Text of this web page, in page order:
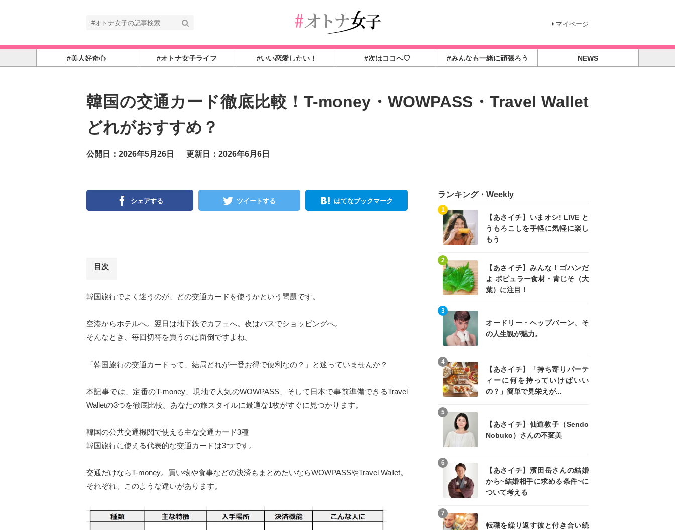
マイページ
#美人好奇心 #オトナ女子ライフ #いい恋愛したい！ #次はココへ♡ #みんなも一緒に頑張ろう NEWS
韓国の交通カード徹底比較！T-money・WOWPASS・Travel Wallet
どれがおすすめ？
公開日：2026年5月26日 更新日：2026年6月6日
シェアする ツイートする はてなブックマーク
目次
韓国旅行でよく迷うのが、どの交通カードを使うかという問題です。
空港からホテルへ。翌日は地下鉄でカフェへ。夜はバスでショッピングへ。
そんなとき、毎回切符を買うのは面倒ですよね。
「韓国旅行の交通カードって、結局どれが一番お得で便利なの？」と迷っていませんか？
本記事では、定番のT-money、現地で人気のWOWPASS、そして日本で事前準備できるTravel
Walletの3つを徹底比較。あなたの旅スタイルに最適な1枚がすぐに見つかります。
韓国の公共交通機関で使える主な交通カード3種
韓国旅行に使える代表的な交通カードは3つです。
交通だけならT-money。買い物や食事などの決済もまとめたいならWOWPASSやTravel Wallet。
それぞれ、このような違いがあります。
ランキング・Weekly
【あさイチ】いまオシ! LIVE と
うもろこしを手軽に気軽に楽し
もう
1
【あさイチ】みんな！ゴハンだ
よ ポピュラー食材・青じそ（大
葉）に注目！
2
オードリー・ヘップバーン、そ
の人生観が魅力。
3
【あさイチ】「持ち寄りパーテ
ィーに何を持っていけばいい
の？」簡単で見栄えが...
4
【あさイチ】仙道敦子（Sendo
Nobuko）さんの不変美
5
【あさイチ】濱田岳さんの結婚
から~結婚相手に求める条件~に
ついて考える
6
転職を繰り返す彼と付き合い続
7